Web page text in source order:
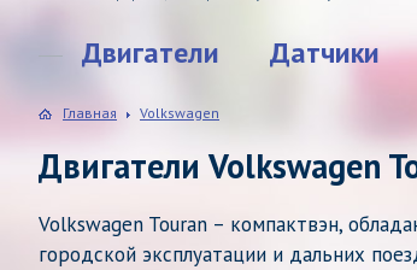
Двигатели Датчики
Главная Volkswagen
Двигатели Volkswagen
Volkswagen Touran – компактвэн,
городской эксплуатации и дальних